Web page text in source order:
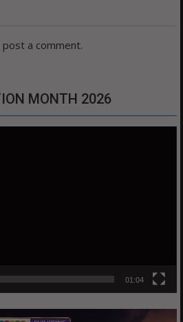
a comment.
MONTH 2026
01:04